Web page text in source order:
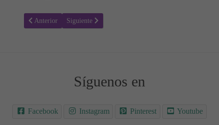
Artículo anterior: Cómo apoyar a una persona en proceso de duelo
Anterior Artículo siguiente: Conflictos familiares ¿Cómo
Siguiente
Síguenos en
Facebook Instagram Pinterest Youtube